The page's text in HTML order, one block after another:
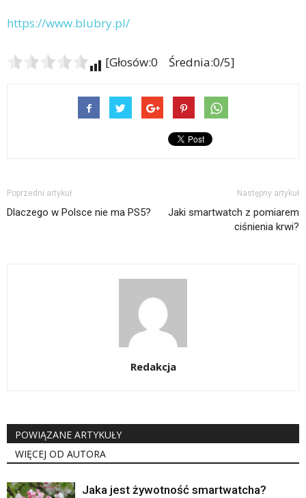
https://www.blubry.pl/
[Głosów:0 Średnia:0/5]
Poprzedni artykuł
Dlaczego w Polsce nie ma PS5?
Następny artykuł
Jaki smartwatch z pomiarem
ciśnienia krwi?
Redakcja
POWIĄZANE ARTYKUŁY
WIĘCEJ OD AUTORA
Jaka jest żywotność smartwatcha?